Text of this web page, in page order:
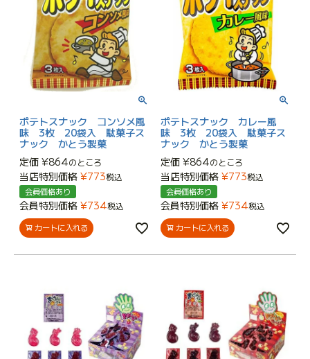
ポテトスナック コンソメ風
味 3枚 20袋入 駄菓子ス
ナック かとう製菓
定価 ¥864のところ
当店特別価格 ¥773税込
会員価格あり
会員特別価格 ¥734税込
カートに入れる
ポテトスナック カレー風
味 3枚 20袋入 駄菓子ス
ナック かとう製菓
定価 ¥864のところ
当店特別価格 ¥773税込
会員価格あり
会員特別価格 ¥734税込
カートに入れる